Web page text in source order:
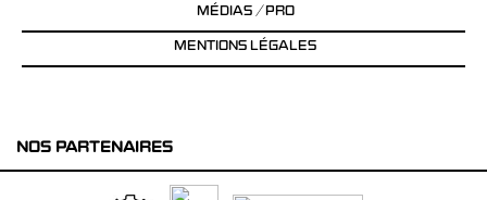
MÉDIAS / PRO
MENTIONS LÉGALES
NOS PARTENAIRES